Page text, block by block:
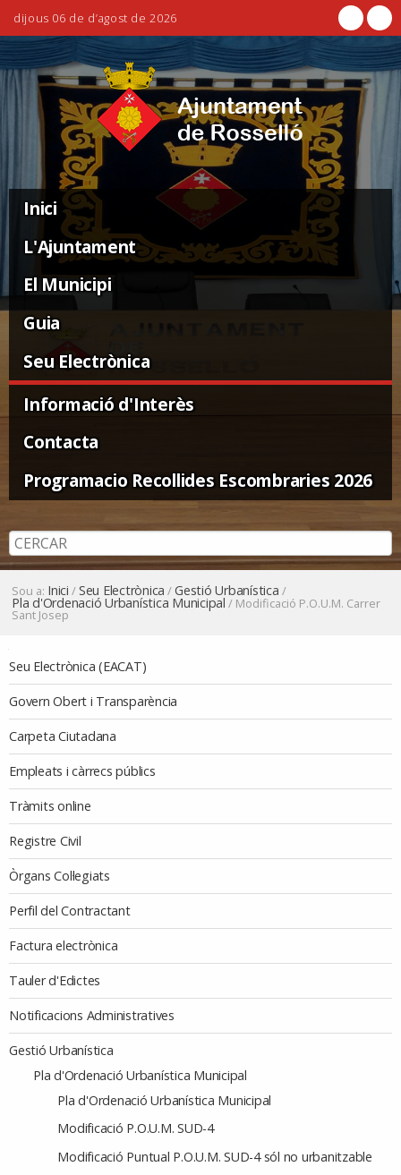
dijous 06 de d’agost de 2026
Ves
al
contingut.
navegació
Eines
personals
Navigation
Inici
L'Ajuntament
El Municipi
Guia
Seu Electrònica
Informació d'Interès
Contacta
Programacio Recollides Escombraries 2026
Sou a: Inici /Seu Electrònica /Gestió Urbanística /
Pla d'Ordenació Urbanística Municipal / Modificació P.O.U.M. Carrer
Sant Josep
Seu Electrònica (EACAT)
Govern Obert i Transparència
Carpeta Ciutadana
Empleats i càrrecs públics
Tràmits online
Registre Civil
Òrgans Col·legiats
Perfil del Contractant
Factura electrònica
Tauler d'Edictes
Notificacions Administratives
Gestió Urbanística
Pla d'Ordenació Urbanística Municipal
Pla d'Ordenació Urbanística Municipal
Modificació P.O.U.M. SUD-4
Modificació Puntual P.O.U.M. SUD-4 sól no urbanitzable